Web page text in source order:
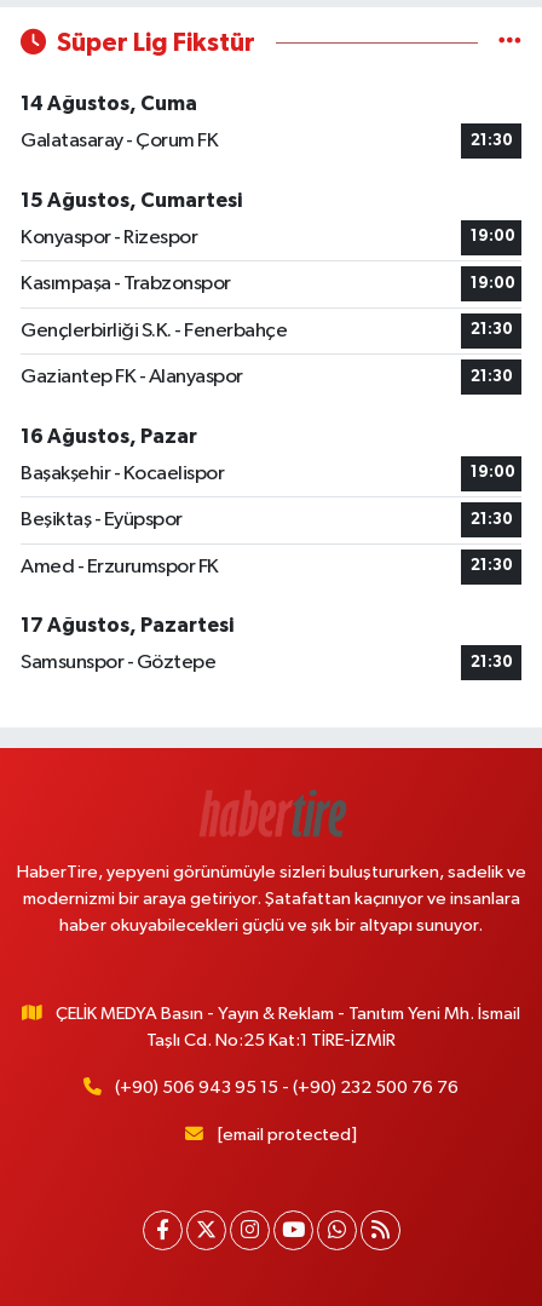
Süper Lig Fikstür
14 Ağustos, Cuma
Galatasaray - Çorum FK
21:30
15 Ağustos, Cumartesi
Konyaspor - Rizespor
19:00
Kasımpaşa - Trabzonspor 19:00
Gençlerbirliği S.K. - Fenerbahçe 21:30
Gaziantep FK - Alanyaspor 21:30
16 Ağustos, Pazar
Başakşehir - Kocaelispor
19:00
Beşiktaş - Eyüpspor 21:30
Amed - Erzurumspor FK 21:30
17 Ağustos, Pazartesi
Samsunspor - Göztepe
21:30
HaberTire, yepyeni görünümüyle sizleri buluştururken, sadelik ve
modernizmi bir araya getiriyor. Şatafattan kaçınıyor ve insanlara
haber okuyabilecekleri güçlü ve şık bir altyapı sunuyor.
ÇELİK MEDYA Basın - Yayın & Reklam - Tanıtım Yeni Mh. İsmail
Taşlı Cd. No:25 Kat:1 TİRE-İZMİR
(+90) 506 943 95 15 - (+90) 232 500 76 76
[email protected]